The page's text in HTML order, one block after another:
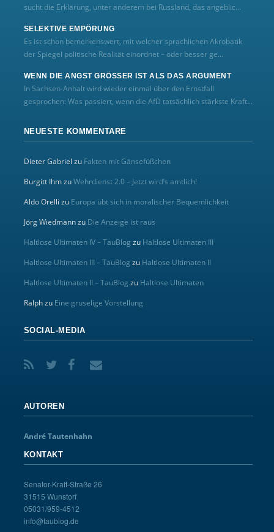
sucht die Erklärung, unter anderem bei Russland, das angeblic...
SELEKTIVE EMPÖRUNG
Es ist schon bemerkenswert, mit welcher sprachlichen Akrobatik
der Spiegel politische Realität einordnet – oder besser ge...
WENN DIE ANGST GRÖSSER IST ALS DAS ARGUMENT
In Sachsen-Anhalt wird wieder einmal über den Ernstfall
gesprochen: Was passiert, wenn die AfD tatsächlich stärkste Kraft...
NEUESTE KOMMENTARE
Dieter Gabriel zu Fakten mit Gänsefüßchen
Burgitt IhmzuWehrdienst 2.0 – Jetzt wird’s amtlich!
Aldo Orelli zu Europa übt sich in moralischer Bequemlichkeit
Jörg Wiedmannzu Die Anzeige ist raus
Haltlose Ultimaten IV – TauBlog zu Haltlose Ultimaten III
Haltlose Ultimaten III – TauBlog zu Haltlose Ultimaten II
Haltlose Ultimaten II – TauBlog zu Haltlose Ultimaten
Ralphzu Eine gruselige Vorstellung
SOCIAL-MEDIA
AUTOREN
André Tautenhahn
KONTAKT
Senator-Kraft-Straße 26
31515 Wunstorf
05031/959-4512
info@taublog.de